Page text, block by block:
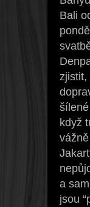
Bali
když
a
jsou